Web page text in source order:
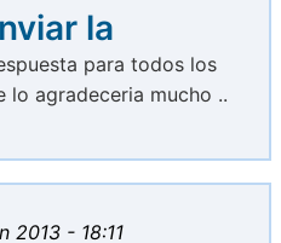
la
para todos los
agradeceria mucho ..
2013 - 18:11